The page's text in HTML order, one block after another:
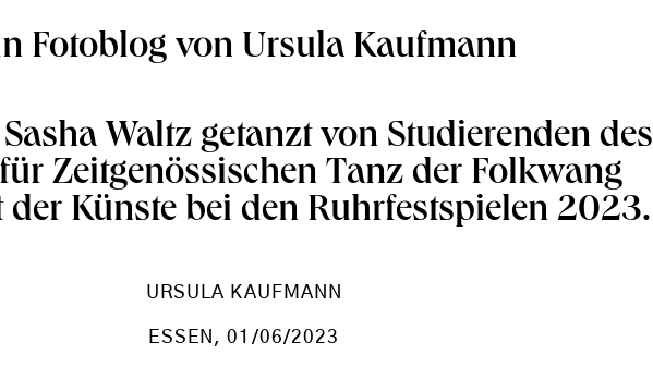
Fotoblog von Ursula Kaufmann
Waltz getanzt von Studierenden des
Zeitgenössischen Tanz der Folkwang
der Künste bei den Ruhrfestspielen 2023.
URSULA KAUFMANN
ESSEN , 01/06/2023